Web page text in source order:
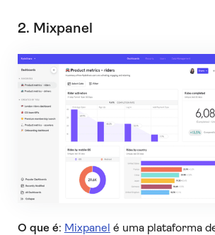
2. Mixpanel
O que é: Mixpanel é uma plataforma